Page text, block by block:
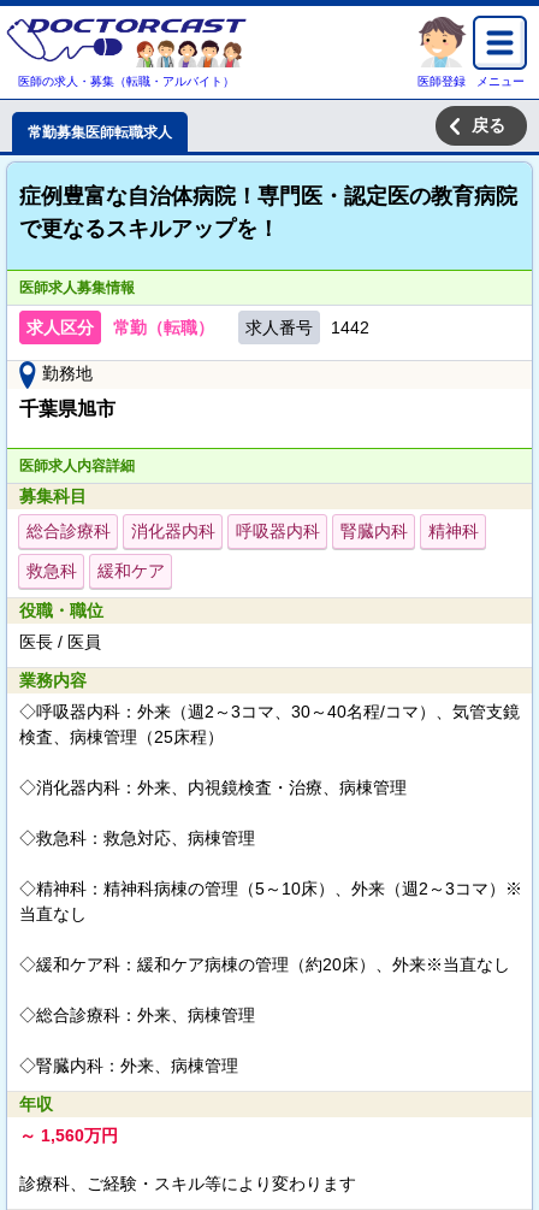
医師の求人・募集（転職・アルバイト） 医師登録 メニュー
常勤募集医師転職求人 戻る
症例豊富な自治体病院！専門医・認定医の教育病院
で更なるスキルアップを！
医師求人募集情報
求人区分 常勤（転職） 求人番号 1442
勤務地
千葉県旭市
医師求人内容詳細
募集科目
総合診療科
消化器内科 呼吸器内科 腎臓内科 精神科
救急科 緩和ケア
役職・職位
医長 / 医員
業務内容
◇呼吸器内科：外来（週2～3コマ、30～40名程/コマ）、気管支鏡
検査、病棟管理（25床程）
◇消化器内科：外来、内視鏡検査・治療、病棟管理
◇救急科：救急対応、病棟管理
◇精神科：精神科病棟の管理（5～10床）、外来（週2～3コマ）※
当直なし
◇緩和ケア科：緩和ケア病棟の管理（約20床）、外来※当直なし
◇総合診療科：外来、病棟管理
◇腎臓内科：外来、病棟管理
年収
～ 1,560万円
診療科、ご経験・スキル等により変わります